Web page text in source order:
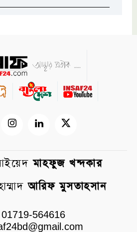
মাহফুজ খন্দকার
আরিফ মুসতাহসান
01719-564616